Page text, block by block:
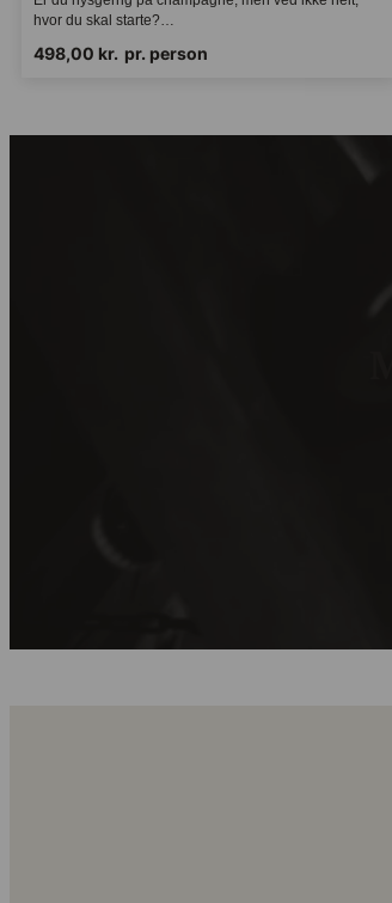
Er du nysgerrig på champagne, men ved ikke helt,
hvor du skal starte?…